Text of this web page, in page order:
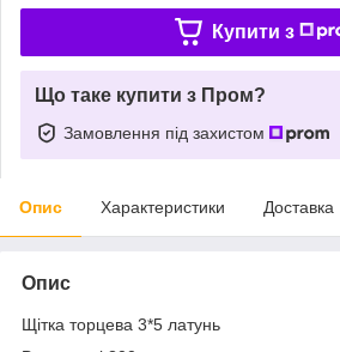
Купити з
Що таке купити з Пром?
Замовлення під захистом
Опис Характеристики Доставка
Опис
Щітка торцева 3*5 латунь